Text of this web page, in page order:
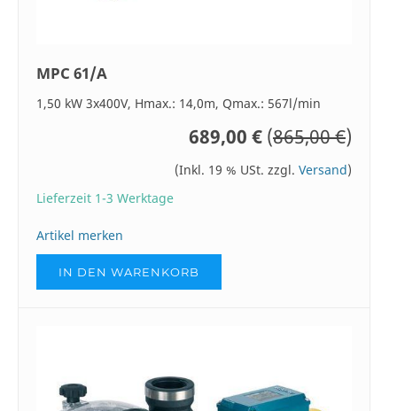
MPC 61/A
1,50 kW 3x400V, Hmax.: 14,0m, Qmax.: 567l/min
689,00 € (865,00 €)
(Inkl. 19 % USt. zzgl. Versand)
Lieferzeit 1-3 Werktage
Artikel merken
IN DEN WARENKORB